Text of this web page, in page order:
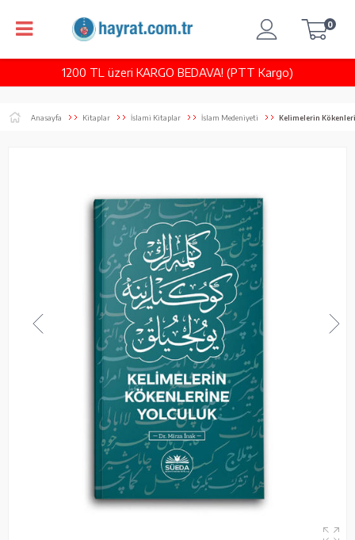
1200 TL üzeri KARGO BEDAVA! (PTT Kargo)
0
Anasayfa Kitaplar İslami Kitaplar İslam Medeniyeti Kelimelerin